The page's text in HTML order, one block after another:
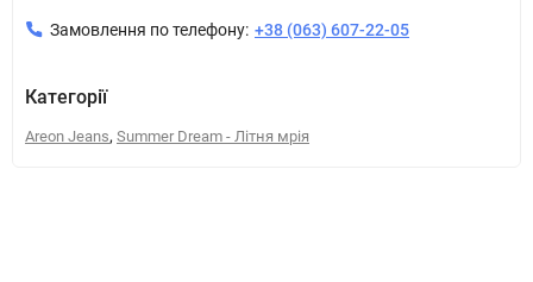
Замовлення по телефону: +38 (063) 607-22-05
Категорії
Areon Jeans, Summer Dream - Літня мрія